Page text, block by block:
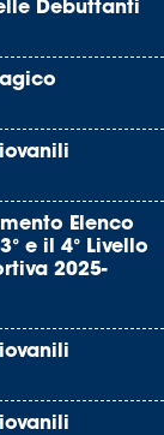
Debuttanti
Elenco
e il 4° Livello
2025-